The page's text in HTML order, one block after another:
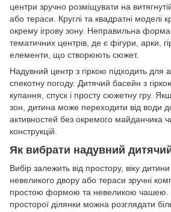
центри зручно розміщувати на
або тераси. Круглі та квадратні моделі
окрему ігрову зону. Неправильна
тематичних центрів, де є фігури, арки,
елементи, що створюють сюжет.
Надувний центр з гіркою підходить для
спекотну погоду. Дитячий басейн з
купання, спуск і просту сюжетну гру.
зон, дитина може переходити від води
активностей без окремого майданчика
конструкцій.
Як вибрати надувний
Вибір залежить від простору, віку
невеликого двору або тераси зручні
простою формою та невеликою чашею.
просторої ділянки можна розглядати